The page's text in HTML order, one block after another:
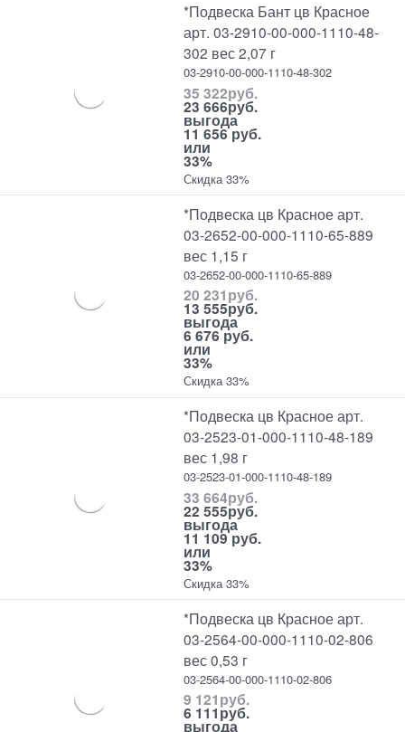
*Подвеска Бант цв Красное
арт. 03-2910-00-000-1110-48-
302 вес 2,07 г
03-2910-00-000-1110-48-302
35 322руб.
23 666руб.
выгода
11 656 руб.
или
33%
Скидка 33%
*Подвеска цв Красное арт.
03-2652-00-000-1110-65-889
вес 1,15 г
03-2652-00-000-1110-65-889
20 231руб.
13 555руб.
выгода
6 676 руб.
или
33%
Скидка 33%
*Подвеска цв Красное арт.
03-2523-01-000-1110-48-189
вес 1,98 г
03-2523-01-000-1110-48-189
33 664руб.
22 555руб.
выгода
11 109 руб.
или
33%
Скидка 33%
*Подвеска цв Красное арт.
03-2564-00-000-1110-02-806
вес 0,53 г
03-2564-00-000-1110-02-806
9 121руб.
6 111руб.
выгода